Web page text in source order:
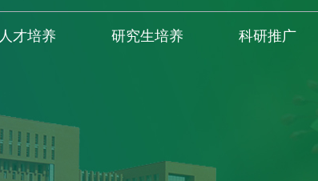
人才培养 研究生培养 科研推广